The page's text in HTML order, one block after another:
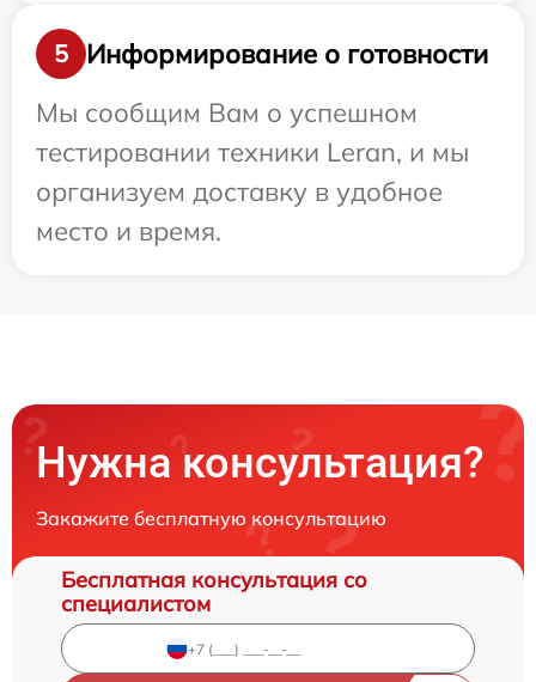
5
Информирование о готовности
Мы сообщим Вам о успешном
тестировании техники Leran, и мы
организуем доставку в удобное
место и время.
Нужна консультация?
Закажите бесплатную консультацию
Бесплатная консультация со
специалистом